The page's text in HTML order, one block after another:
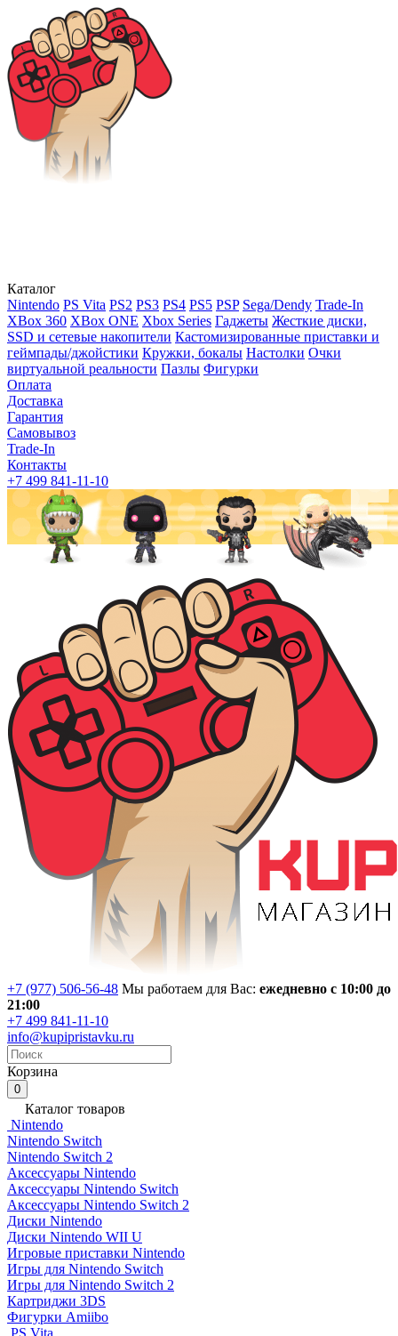
Каталог
Nintendo PS Vita PS2 PS3 PS4 PS5 PSP Sega/Dendy Trade-In
XBox 360 XBox ONE Xbox Series Гаджеты Жесткие диски,
SSD и сетевые накопители Кастомизированные приставки и
геймпады/джойстики Кружки, бокалы Настолки Очки
виртуальной реальности Пазлы Фигурки
Оплата
Доставка
Гарантия
Самовывоз
Trade-In
Контакты
+7 499 841-11-10
+7 (977) 506-56-48 Мы работаем для Вас: ежедневно с 10:00 до
21:00
+7 499 841-11-10
info@kupipristavku.ru
Корзина
0
Каталог товаров
Nintendo
Nintendo Switch
Nintendo Switch 2
Аксессуары Nintendo
Аксессуары Nintendo Switch
Аксессуары Nintendo Switch 2
Диски Nintendo
Диски Nintendo WII U
Игровые приставки Nintendo
Игры для Nintendo Switch
Игры для Nintendo Switch 2
Картриджи 3DS
Фигурки Amiibo
PS Vita